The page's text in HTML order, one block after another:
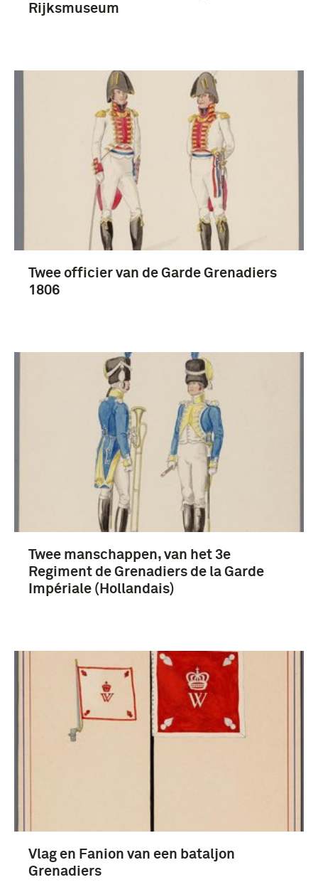
Rijksmuseum
Twee officier van de Garde Grenadiers
1806
Twee manschappen, van het 3e
Regiment de Grenadiers de la Garde
Impériale (Hollandais)
Vlag en Fanion van een bataljon
Grenadiers